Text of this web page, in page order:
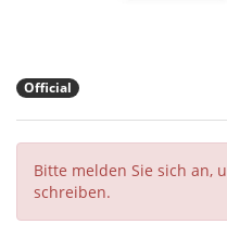
Official
Bitte melden Sie sich an,
schreiben.